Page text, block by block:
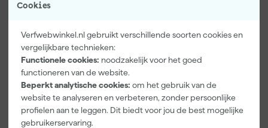
Cookies
Verfwebwinkel.nl gebruikt verschillende soorten cookies en
vergelijkbare technieken:
Functionele cookies: noodzakelijk voor het goed
functioneren van de website.
Beperkt analytische cookies: om het gebruik van de
website te analyseren en verbeteren, zonder persoonlijke
profielen aan te leggen. Dit biedt voor jou de best mogelijke
gebruikerservaring.
Paintura
Lucamax
Washi tape -
50mx24mm
Morgen
bezorgd
Farrow & Ball
F&B
Kleurenwaaie
r
Morgen
And Go
12cm Roller -
0,5L + 5
Morgen